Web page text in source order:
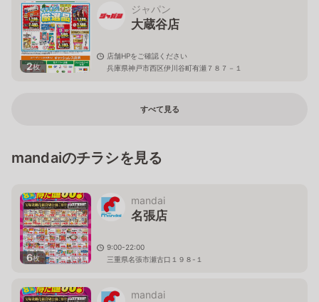
2枚
ジャパン
大蔵谷店
店舗HPをご確認ください
兵庫県神戸市西区伊川谷町有瀬７８７－１
すべて見る
mandaiのチラシを見る
6枚
mandai
名張店
9:00-22:00
三重県名張市瀬古口１９８-１
mandai